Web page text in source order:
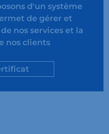
d'un système
de gérer et
nos services et la
nos clients